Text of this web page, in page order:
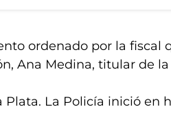
ordenado por la fiscal
Ana Medina, titular de
Plata. La Policía inició en